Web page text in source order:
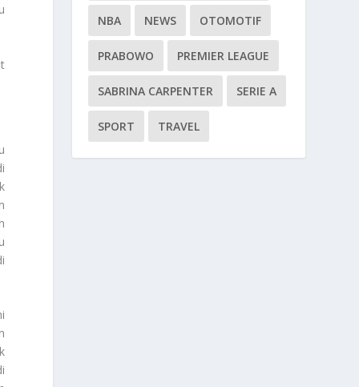
NBA NEWS OTOMOTIF
PRABOWO PREMIER LEAGUE
SABRINA CARPENTER SERIE A
SPORT TRAVEL